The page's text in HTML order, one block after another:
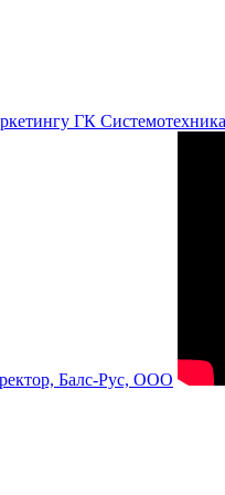
ГК Системотехника
Балс-Рус, ООО